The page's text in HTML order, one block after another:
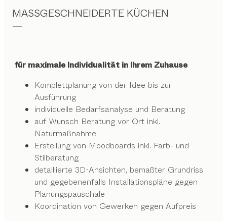
MASSGESCHNEIDERTE KÜCHEN
für maximale Individualität in Ihrem Zuhause
Komplettplanung von der Idee bis zur
Ausführung
individuelle Bedarfsanalyse und Beratung
auf Wunsch Beratung vor Ort inkl.
Naturmaßnahme
Erstellung von Moodboards inkl. Farb- und
Stilberatung
detaillierte 3D-Ansichten, bemaßter Grundriss
und gegebenenfalls Installationspläne gegen
Planungspauschale
Koordination von Gewerken gegen Aufpreis